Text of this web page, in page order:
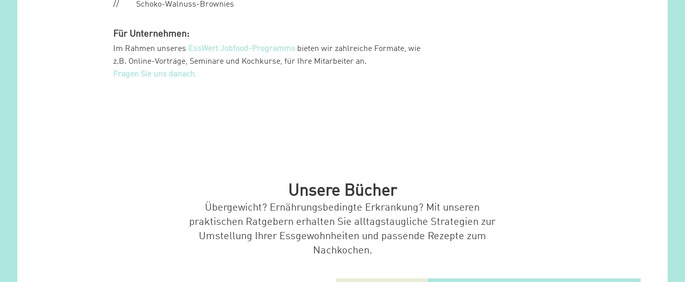
Schoko-Walnuss-Brownies
Für Unternehmen:
Im Rahmen unseres EssWert Jobfood-Programms bieten wir zahlreiche Formate, wie
z.B. Online-Vorträge, Seminare und Kochkurse, für Ihre Mitarbeiter an.
Fragen Sie uns danach.
Unsere Bücher
Übergewicht? Ernährungsbedingte Erkrankung? Mit unseren
praktischen Ratgebern erhalten Sie alltagstaugliche Strategien zur
Umstellung Ihrer Essgewohnheiten und passende Rezepte zum
Nachkochen.